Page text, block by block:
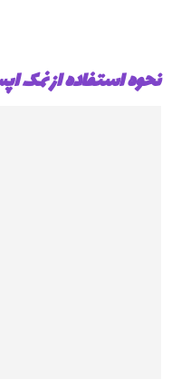
نحوه استفاده از نمک